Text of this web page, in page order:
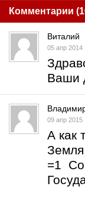
Комментарии
Виталий
05 апр 2014
Ваши
09 апр 2015
А как
=1
=2